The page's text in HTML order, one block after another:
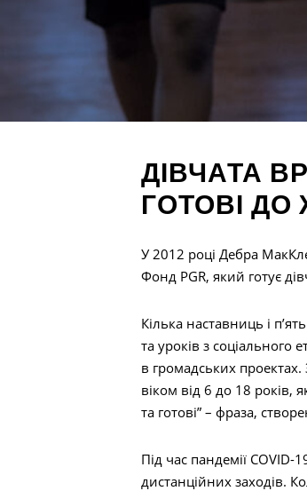
ДІВЧАТА
ГОТОВІ ДО
У 2012 році Дебра
Фонд PGR, який готує
Кілька наставниць і
та уроків з соціального
в громадських проектах.
віком від 6 до 18 років,
та готові” – фраза,
Під час пандемії COVID-
дистанційних заходів.